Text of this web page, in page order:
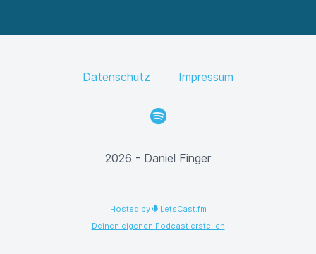
Datenschutz Impressum
Spotify
2026 - Daniel Finger
Hosted by
LetsCast.fm
Deinen eigenen Podcast erstellen